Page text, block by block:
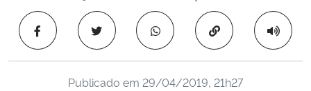
Ministério de Minas e Energia
Ministério da Ciência, Tecnologia, Inovações e Comunicações
Copiar para área
Publicado em 29/04/2019, 21h27